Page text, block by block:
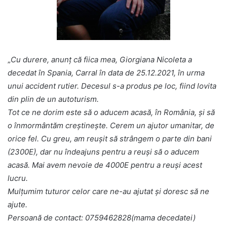
„Cu durere, anunț că fiica mea, Giorgiana Nicoleta a
decedat în Spania, Carral în data de 25.12.2021, în urma
unui accident rutier. Decesul s-a produs pe loc, fiind lovita
din plin de un autoturism.
Tot ce ne dorim este să o aducem acasă, în România, și să
o înmormântăm creștinește. Cerem un ajutor umanitar, de
orice fel. Cu greu, am reușit să strângem o parte din bani
(2300E), dar nu îndeajuns pentru a reuși să o aducem
acasă. Mai avem nevoie de 4000E pentru a reuși acest
lucru.
Mulțumim tuturor celor care ne-au ajutat și doresc să ne
ajute.
Persoană de contact: 0759462828(mama decedatei)